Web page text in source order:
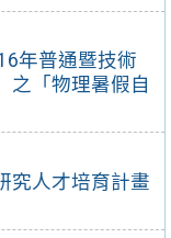
年普通暨技術
之「物理暑假自
究人才培育計畫